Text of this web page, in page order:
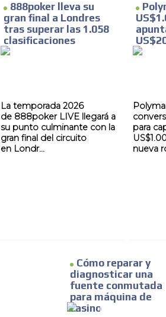
888poker lleva su
gran final a Londres
tras superar las 1.058
clasificaciones
La temporada 2026
de 888poker LIVE llegará a
su punto culminante con la
gran final del circuito
en Londr...
para
nueva
Cómo reparar y
diagnosticar una
fuente conmutada
para máquina de
casino
MVE